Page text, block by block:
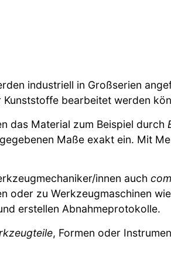
industriell in Großserien
bearbeitet werden
das Material zum Beispiel durch
Maße exakt ein. Mit
innen auch
oder zu Werkzeugmaschinen
erstellen Abnahmeprotokolle.
, Formen oder